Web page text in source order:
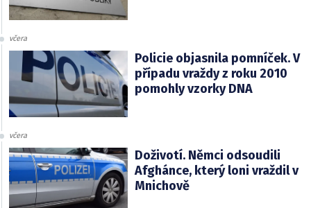
včera
Policie objasnila pomníček. V
případu vraždy z roku 2010
pomohly vzorky DNA
včera
Doživotí. Němci odsoudili
Afghánce, který loni vraždil v
Mnichově